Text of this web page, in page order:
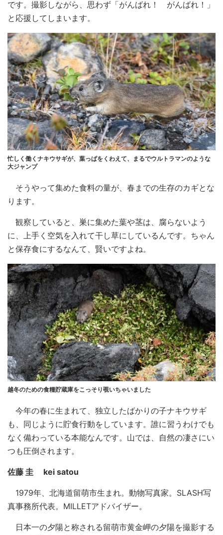
です。撮影しながら、思わず「がんばれ！ がんばれ！」
と応援してしまいます。
忙しく働くナキウサギが、葉っぱをくわえて、まるでウルトラマンのような
大ジャンプ
そうやって集めた食料の量が、春までの生存のカギとな
ります。
観察していると、巣に集めた葉や茎は、腐らないよう
に、上手く空気を入れて干し草にしているんです。ちゃん
と保存食にするなんて、賢いですよね。
越冬のための食糧貯蔵庫をこっそり覗いちゃいました
今年の春に生まれて、独立したばかりの子ナキウサギ
も、同じように貯食行動をしています。誰に習うわけでも
なく備わっている本能なんです。山では、自然の凄さにい
つも圧倒されます。
佐藤 圭 kei satou
1979年、北海道留萌市生まれ。動物写真家。SLASH写
真事務所代表。MILLETアドバイザー。
日本一の夕陽と称される留萌市黄金岬の夕陽を撮影する